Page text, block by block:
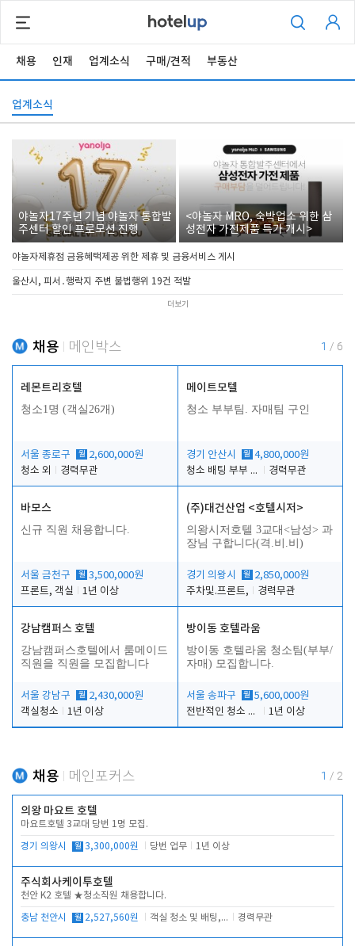
채용 인재 업계소식 구매/견적 부동산
업계소식
야놀자17주년 기념 야놀자 통합발
주센터 할인 프로모션 진행
<야놀자 MRO, 숙박업소 위한 삼
성전자 가전제품 특가 개시>
야놀자제휴점 금융혜택제공 위한 제휴 및 금융서비스 게시
울산시, 피서․행락지 주변 불법행위 19건 적발
더보기
채용 메인박스 1 / 6
레몬트리호텔
청소1명 (객실26개)
서울 종로구 월 2,600,000원
청소 외
경력무관
메이트모텔
청소 부부팀. 자매팀 구인
경기 안산시 월 4,800,000원
청소 배팅 부부 구합니다
경력무관
바모스
신규 직원 채용합니다.
서울 금천구 월 3,500,000원
프론트, 객실
1년 이상
(주)대건산업 <호텔시저>
의왕시저호텔 3교대<남성> 과
장님 구합니다(격.비.비)
경기 의왕시 월 2,850,000원
주차및.프론트,
경력무관
강남캠퍼스 호텔
강남캠퍼스호텔에서 룸메이드
직원을 직원을 모집합니다
서울 강남구 월 2,430,000원
객실청소
1년 이상
방이동 호텔라움
방이동 호텔라움 청소팀(부부/
자매) 모집합니다.
서울 송파구 월 5,600,000원
전반적인 청소 업무(객실청소.객실정리)
1년 이상
채용 메인포커스 1 / 2
의왕 마요트 호텔
마요트호텔 3교대 당번 1명 모집.
경기 의왕시 월 3,300,000원 당번 업무 1년 이상
주식회사케이투호텔
천안 K2 호텔 ★청소직원 채용합니다.
충남 천안시 월 2,527,560원 객실 청소 및 배팅, 주변 시설 청소 경력무관